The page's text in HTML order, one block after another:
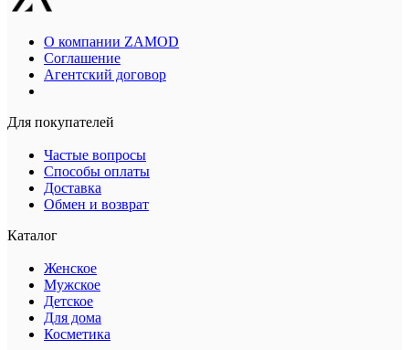
О компании ZAMOD
Соглашение
Агентский договор
Для покупателей
Частые вопросы
Способы оплаты
Доставка
Обмен и возврат
Каталог
Женское
Мужское
Детское
Для дома
Косметика